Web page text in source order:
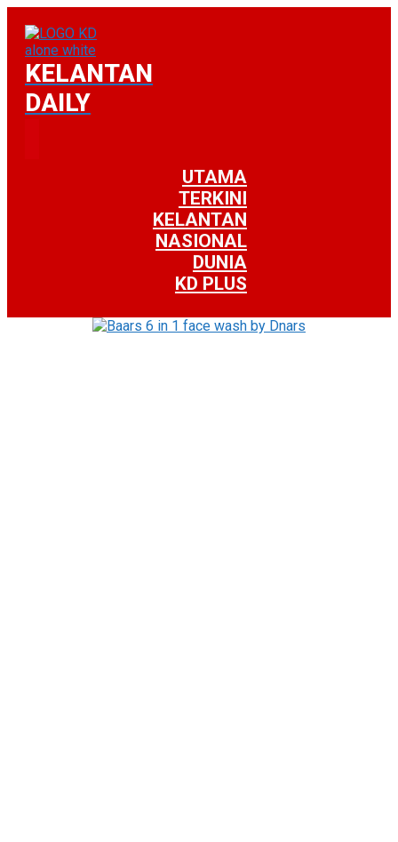
KELANTAN
DAILY
UTAMA
TERKINI
KELANTAN
NASIONAL
DUNIA
KD PLUS